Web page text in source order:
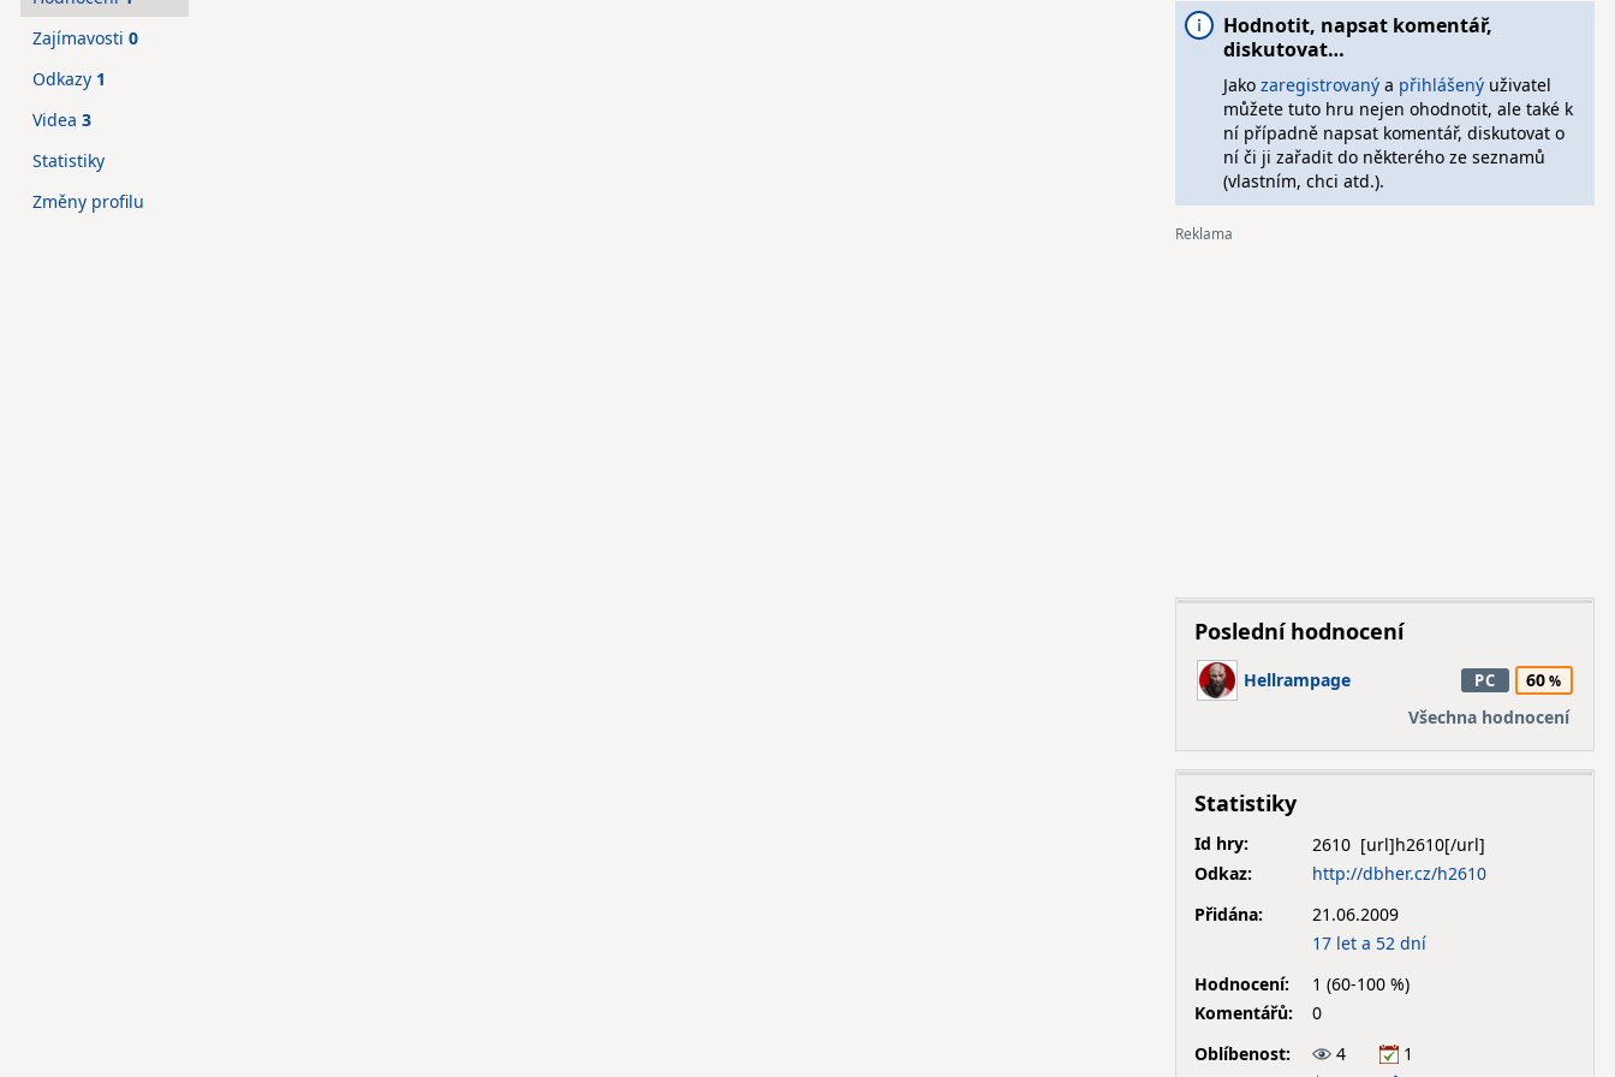
Zajímavosti 0
Odkazy 1
Videa 3
Statistiky
Změny profilu
Hodnotit, napsat komentář,
diskutovat…
Jako zaregistrovanýa přihlášenýuživatel
můžete tuto hru nejen ohodnotit, ale také k
ní případně napsat komentář, diskutovat o
ní či ji zařadit do některého ze seznamů
(vlastním, chci atd.).
Poslední hodnocení
Hellrampage PC
60
Všechna hodnocení
Statistiky
Id hry:
2610
Odkaz:
http://dbher.cz/h2610
Přidána:
21.06.2009
17 let a 52 dní
Hodnocení:
1 (60-100 %)
Komentářů:
0
Oblíbenost:
4
1